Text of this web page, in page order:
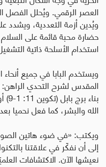
العصر الرقمي. ويُحلل الفصل
ويُدين أزمة التعددية، ويشدد
حضارة محبة قائمة على
استخدام الأسلحة ذاتية
ويستخدم البابا في جميع
المقدس لشرح التحدي الراهن:
الله والبشر، كما فعل نحميا
ويكتب: «في ضوء هاتين
إلى أن نفكّر في علاقتنا
نعيشها الآن. الاكتشافات